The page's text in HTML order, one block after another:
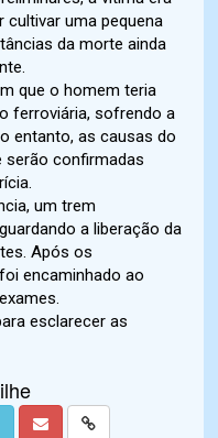
uma pequena
da morte ainda
que o homem teria
ferroviária, sofrendo a
entanto, as causas do
serão confirmadas
um trem
a liberação da
Após os
encaminhado ao
esclarecer as